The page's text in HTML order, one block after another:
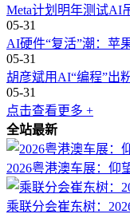
Meta计划明年测试AI
05-31
AI硬件“复活”潮：苹
05-31
胡彦斌用AI“编程”出
05-31
点击查看更多 +
全站最新
2026粤港澳车展：仰
乘联分会崔东树：